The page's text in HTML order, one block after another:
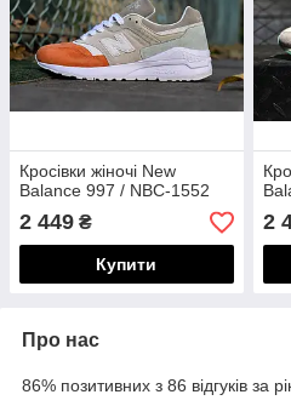
Кросівки жіночі New
Balance 997 / NBC-1552
2 449 ₴
Купити
2
Про нас
86% позитивних з 86 відгуків за